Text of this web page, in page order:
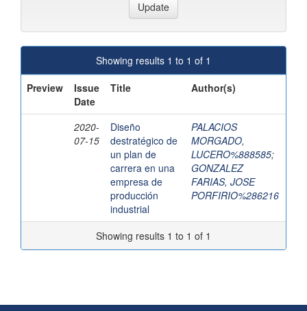
Showing results 1 to 1 of 1
Preview
Issue
Date
Title Author(s)
2020-
07-15
Diseño
destratégico de
un plan de
carrera en una
empresa de
producción
industrial
PALACIOS
MORGADO,
LUCERO%888585;
GONZALEZ
FARIAS, JOSE
PORFIRIO%286216
Showing results 1 to 1 of 1